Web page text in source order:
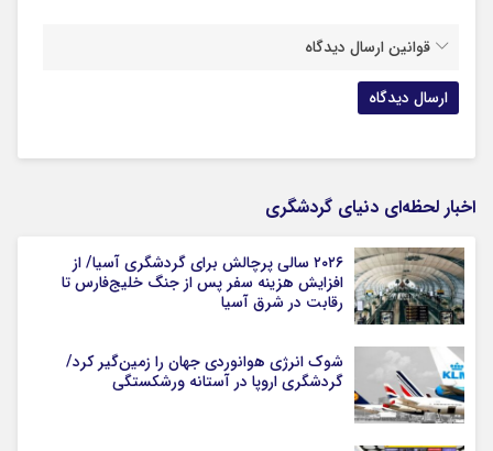
قوانین ارسال دیدگاه
اخبار لحظه‌ای دنیای گردشگری
۲۰۲۶ سالی پرچالش برای گردشگری آسیا/ از
افزایش هزینه سفر پس از جنگ خلیج‌فارس تا
رقابت در شرق آسیا
شوک انرژی هوانوردی جهان را زمین‌گیر کرد/
گردشگری اروپا در آستانه ورشکستگی